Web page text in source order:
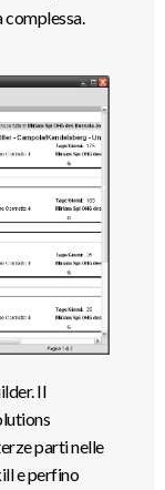
Il
parti nelle
e perfino